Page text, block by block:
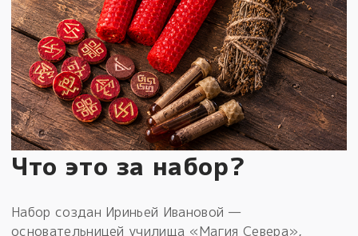
Что это за набор?
Набор создан Ириньей Ивановой —
основательницей училища «Магия Севера»,